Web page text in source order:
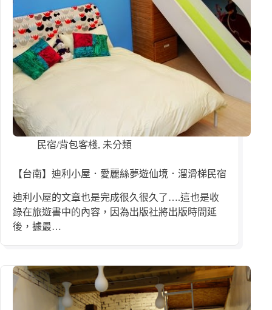
民宿/背包客棧, 未分類
【台南】迪利小屋．愛麗絲夢遊仙境．溜滑梯民宿
迪利小屋的文章也是完成很久很久了….這也是收
錄在旅遊書中的內容，因為出版社將出版時間延
後，據最…